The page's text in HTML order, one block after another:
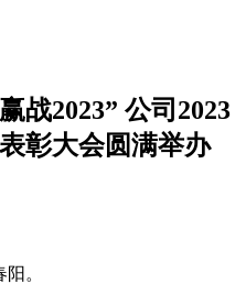
战2023” 公司2023
彰大会圆满举办
。